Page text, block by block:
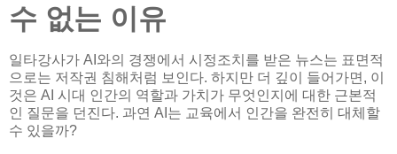
수 없는 이유
일타강사가 AI와의 경쟁에서 시정조치를 받은 뉴스는 표면적
으로는 저작권 침해처럼 보인다. 하지만 더 깊이 들어가면, 이
것은 AI 시대 인간의 역할과 가치가 무엇인지에 대한 근본적
인 질문을 던진다. 과연 AI는 교육에서 인간을 완전히 대체할
수 있을까?